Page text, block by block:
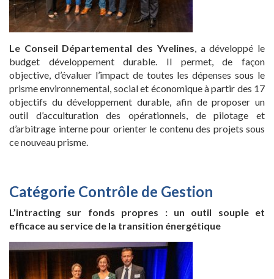
Le Conseil Départemental des Yvelines , a développé le
budget développement durable. Il permet, de façon
objective, d’évaluer l’impact de toutes les dépenses sous le
prisme environnemental, social et économique à partir des 17
objectifs du développement durable, afin de proposer un
outil d’acculturation des opérationnels, de pilotage et
d’arbitrage interne pour orienter le contenu des projets sous
ce nouveau prisme.
Catégorie Contrôle de Gestion
L’intracting sur fonds propres : un outil souple et
efficace au service de la transition énergétique